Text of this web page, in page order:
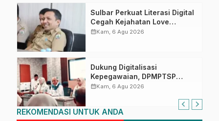
Sulbar Perkuat Literasi Digital
Cegah Kejahatan Love
Scamming
calendar_monthKam, 6 Agu 2026
Dukung Digitalisasi
Kepegawaian, DPMPTSP
Sulbar Siap Terapkan Aplikasi
calendar_monthKam, 6 Agu 2026
REKOMENDASI UNTUK ANDA